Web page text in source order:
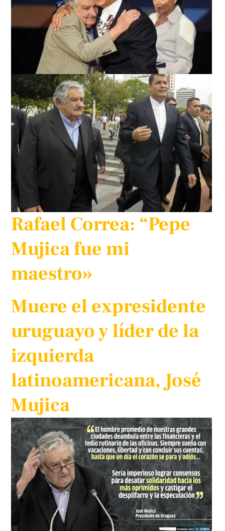
Rafael Correa: “Pepe
Mujica fue mi
maestro»
Muere el expresidente
uruguayo y líder de la
izquierda
latinoamericana, José
Mujica